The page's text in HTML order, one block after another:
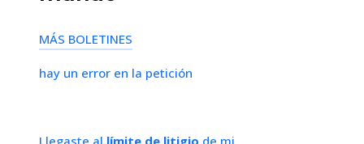
MÁS BOLETINES
hay un error en la petición